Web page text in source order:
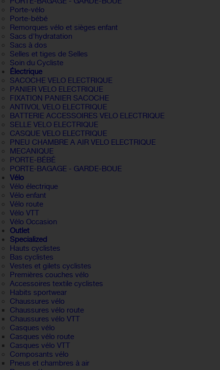
Porte-vélo
Porte-bébé
Remorques vélo et sièges enfant
Sacs d'hydratation
Sacs à dos
Selles et tiges de Selles
Soin du Cycliste
Électrique
SACOCHE VELO ELECTRIQUE
PANIER VELO ELECTRIQUE
FIXATION PANIER SACOCHE
ANTIVOL VELO ELECTRIQUE
BATTERIE ACCESSOIRES VELO ELECTRIQUE
SELLE VELO ELECTRIQUE
CASQUE VELO ELECTRIQUE
PNEU CHAMBRE A AIR VELO ELECTRIQUE
MECANIQUE
PORTE-BÉBÉ
PORTE-BAGAGE - GARDE-BOUE
Vélo
Vélo électrique
Vélo enfant
Vélo route
Vélo VTT
Vélo Occasion
Outlet
Specialized
Hauts cyclistes
Bas cyclistes
Vestes et gilets cyclistes
Premières couches vélo
Accessoires textile cyclistes
Habits sportwear
Chaussures vélo
Chaussures vélo route
Chaussures vélo VTT
Casques vélo
Casques vélo route
Casques vélo VTT
Composants vélo
Pneus et chambres à air